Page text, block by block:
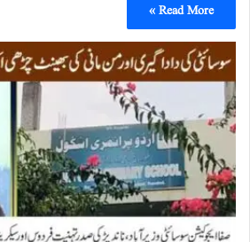
Read More »